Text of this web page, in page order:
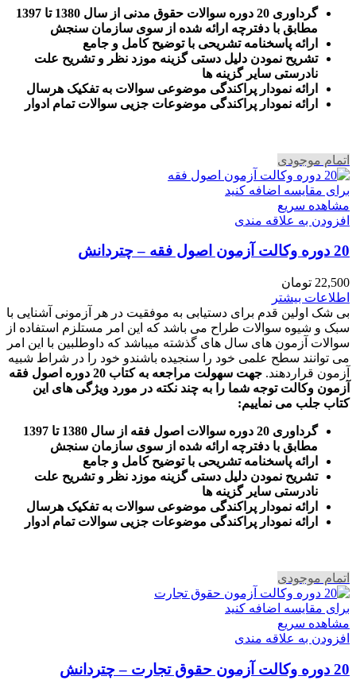
گرداوری 20 دوره سوالات حقوق مدنی از سال 1380 تا 1397
مطابق با دفترچه ارائه شده از سوی سازمان سنجش
ارائه پاسخنامه تشریحی با توضیح کامل و جامع
تشریح نمودن دلیل دستی گزینه موزد نظر و تشریح علت
نادرستی سایر گزینه ها
ارائه نمودار پراکندگی موضوعی سوالات به تفکیک هرسال
رائه نمودار پراکندگی موضوعات جزیی سوالات تمام ادوار
اتمام موجودی
برای مقایسه اضافه کنید
مشاهده سریع
افزودن به علاقه مندی
20 دوره وکالت آزمون اصول فقه – چتردانش
22,500 تومان
اطلاعات بیشتر
بی شک اولین قدم برای دستیابی به موفقیت در هر آزمونی آشنایی با
سبک و شیوه سوالات طراح می باشد که این امر مستلزم استفاده از
سوالات آزمون های سال های گذشته میباشد که داوطلبین با این امر
می توانند سطح علمی خود را سنجیده باشندو خود را در شراط شبیه
آزمون قراردهند.
جهت سهولت مراجعه به کتاب 20 دوره اصول فقه
آزمون وکالت توجه شما را به چند نکته در مورد ویژگی های این
کتاب جلب می نماییم:
گرداوری 20 دوره سوالات اصول فقه از سال 1380 تا 1397
مطابق با دفترچه ارائه شده از سوی سازمان سنجش
ارائه پاسخنامه تشریحی با توضیح کامل و جامع
تشریح نمودن دلیل دستی گزینه موزد نظر و تشریح علت
نادرستی سایر گزینه ها
ارائه نمودار پراکندگی موضوعی سوالات به تفکیک هرسال
رائه نمودار پراکندگی موضوعات جزیی سوالات تمام ادوار
اتمام موجودی
برای مقایسه اضافه کنید
مشاهده سریع
افزودن به علاقه مندی
20 دوره وکالت آزمون حقوق تجارت – چتردانش